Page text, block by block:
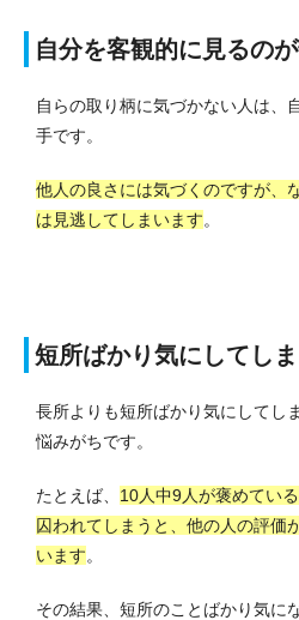
自分を客観的に見るの
自らの取り柄に気づかない人は、
手です。
他人の良さには気づくのですが、
は見逃してしまいます。
短所ばかり気にしてしま
長所よりも短所ばかり気にしてし
悩みがちです。
たとえば、 10人中9人が褒めてい
囚われてしまうと、他の人の評価
います。
その結果、短所のことばかり気に